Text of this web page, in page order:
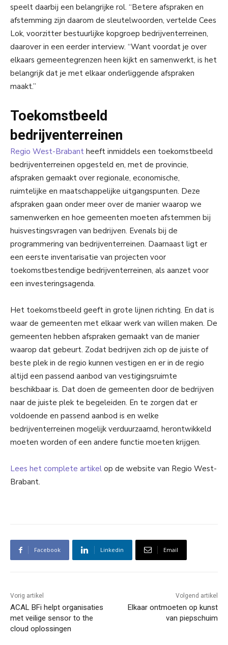
speelt daarbij een belangrijke rol. “Betere afspraken en
afstemming zijn daarom de sleutelwoorden, vertelde Cees
Lok, voorzitter bestuurlijke kopgroep bedrijventerreinen,
daarover in een eerder interview. “Want voordat je over
elkaars gemeentegrenzen heen kijkt en samenwerkt, is het
belangrijk dat je met elkaar onderliggende afspraken
maakt.”
Toekomstbeeld
bedrijventerreinen
Regio West-Brabant heeft inmiddels een toekomstbeeld
bedrijventerreinen opgesteld en, met de provincie,
afspraken gemaakt over regionale, economische,
ruimtelijke en maatschappelijke uitgangspunten. Deze
afspraken gaan onder meer over de manier waarop we
samenwerken en hoe gemeenten moeten afstemmen bij
huisvestingsvragen van bedrijven. Evenals bij de
programmering van bedrijventerreinen. Daarnaast ligt er
een eerste inventarisatie van projecten voor
toekomstbestendige bedrijventerreinen, als aanzet voor
een investeringsagenda.
Het toekomstbeeld geeft in grote lijnen richting. En dat is
waar de gemeenten met elkaar werk van willen maken. De
gemeenten hebben afspraken gemaakt van de manier
waarop dat gebeurt. Zodat bedrijven zich op de juiste of
beste plek in de regio kunnen vestigen en er in de regio
altijd een passend aanbod van vestigingsruimte
beschikbaar is. Dat doen de gemeenten door de bedrijven
naar de juiste plek te begeleiden. En te zorgen dat er
voldoende en passend aanbod is en welke
bedrijventerreinen mogelijk verduurzaamd, herontwikkeld
moeten worden of een andere functie moeten krijgen.
Lees het complete artikel op de website van Regio West-
Brabant.
Facebook Linkedin Email
Vorig artikel
ACAL BFi helpt organisaties
met veilige sensor to the
cloud oplossingen
Volgend artikel
Elkaar ontmoeten op kunst
van piepschuim